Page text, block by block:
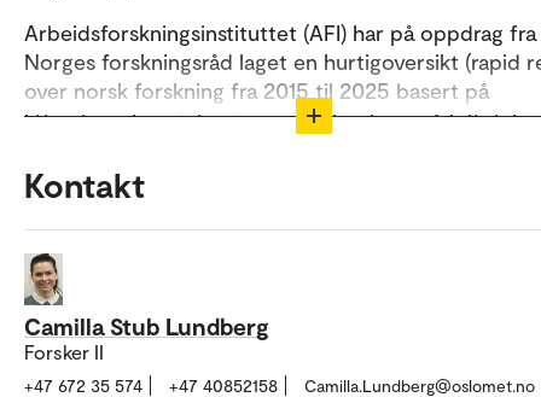
Arbeidsforskningsinstituttet (AFI) har på oppdrag fra
Norges forskningsråd laget en hurtigoversikt (rapid
over norsk forskning fra 2015 til 2025 basert på
litteratursøk og intervjuer med forskere på feltet. En
men er ikke uttømmende.
Les rapporten her:
Camilla Stub Lundberg, Talieh Sadeghi, Bengt
Dag Ellingsen, Cathrine Egeland og Christin Thea
(2025).
Samfunnssikkerhet og beredskap: En
over tematiske trender og miljøer i norsk forskning
til 2025 (nva.sikt.no)
AFI-rapport 2025:08
Kontakt
Camilla Stub Lundberg
Forsker II
+47 672 35 574 +47 40852158 Camilla.Lundberg@oslomet.no